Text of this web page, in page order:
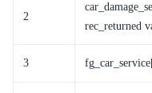
2
rec_returned
3